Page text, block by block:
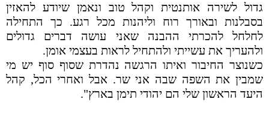
גדול לשירה אותנטית וקהל טוב ונאמן שיודע להאזין
בסבלנות ובאורך רוח וליהנות מכל רגע. כך התחילה
לחלחל להכרתי ההבנה שאני עושה דברים גדולים
ולהעריך את עשייתי ולהתחיל לראות בעצמי אומן.
כשנוצר החיבור ואיתו הרגשה נהדרת שסוף סוף יש מי
שמבין את השפה שבה אני שר. אבל ואחרי הכל, קהל
היעד הראשון שלי הם יהודי תימן בארץ".